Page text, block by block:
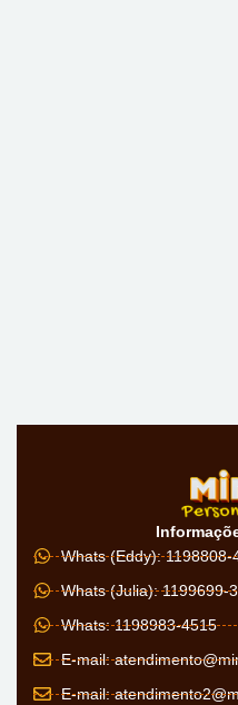
Whats (Eddy): 1198808-
Whats (Julia): 1199699-
Whats: 1198983-4515
E-mail:
E-mail: